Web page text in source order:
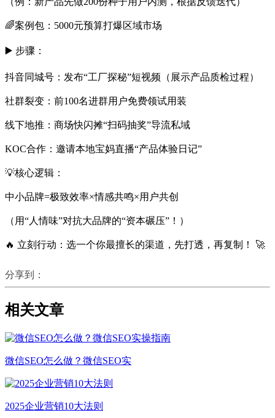
🌈案例包：5000元预算打爆区域市场
▶️ 步骤：
抖音同城号：发布“工厂探秘”短视频（展示产品质检过程）
社群裂变：前100名进群用户免费领试用装
线下地推：商场快闪摊“扫码抽奖”导流私域
KOC合作：邀请本地宝妈直播“产品体验日记”
💡核心逻辑：
中小品牌=极致效率×情感共鸣×用户共创
（用“人情味”对抗大品牌的“资本碾压”！）
🔥 立刻行动：选一个你最擅长的渠道，先打透，再复制！ 🚀
分享到：
相关文章
微信SEO怎么做？微信SEO实
2025企业营销10大法则